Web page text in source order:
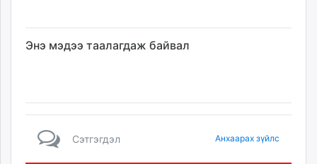
Энэ мэдээ таалагдаж байвал
Сэтгэгдэл Анхаарах зүйлс